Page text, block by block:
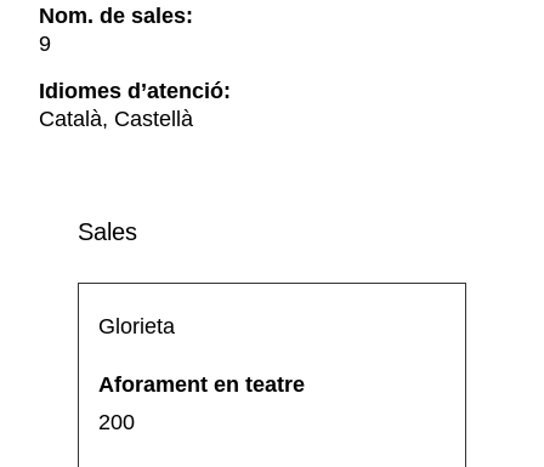
Nom. de sales:
9
Idiomes d’atenció:
Català, Castellà
Sales
Glorieta
200